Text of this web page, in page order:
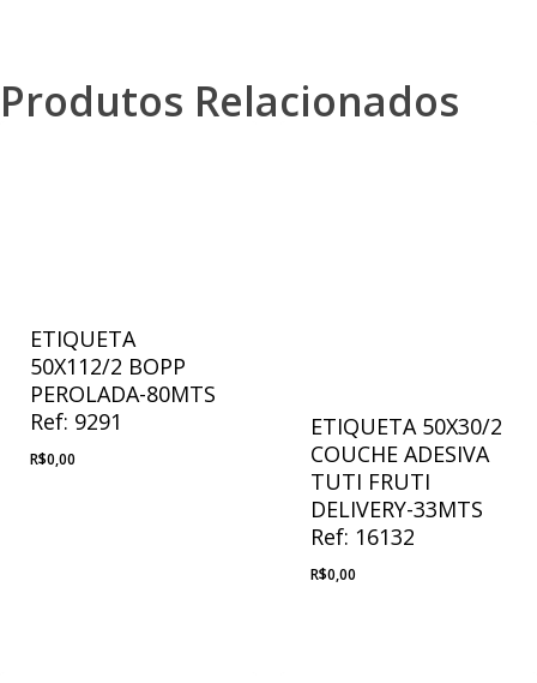
Produtos Relacionados
ETIQUETA
50X112/2 BOPP
PEROLADA-80MTS
Ref: 9291
R$0,00
ETIQUETA 50X30/2
COUCHE ADESIVA
TUTI FRUTI
DELIVERY-33MTS
Ref: 16132
R$0,00